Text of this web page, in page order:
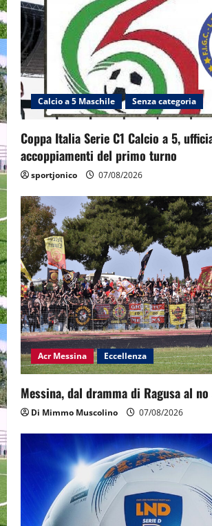
Calcio a 5 Maschile Senza categoria
Coppa Italia Serie C1 Calcio a 5,
accoppiamenti del primo turno
sportjonico 07/08/2026
Acr Messina Eccellenza
Messina, dal dramma di Ragusa al
Di Mimmo Muscolino 07/08/2026